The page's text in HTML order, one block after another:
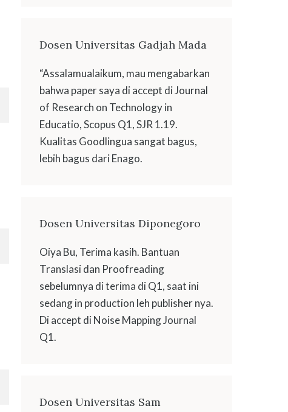
Dosen Universitas Gadjah Mada
“Assalamualaikum, mau mengabarkan
bahwa paper saya di accept di Journal
of Research on Technology in
Educatio, Scopus Q1, SJR 1.19.
Kualitas Goodlingua sangat bagus,
lebih bagus dari Enago.
Dosen Universitas Diponegoro
Oiya Bu, Terima kasih. Bantuan
Translasi dan Proofreading
sebelumnya di terima di Q1, saat ini
sedang in production leh publisher nya.
Di accept di Noise Mapping Journal
Q1.
Dosen Universitas Sam